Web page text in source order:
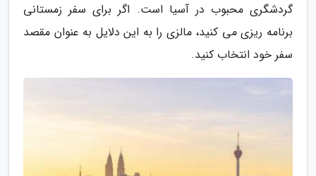
گردشگری محبوب در آسیا است. اگر برای سفر زمستانی
برنامه ریزی می کنید، مالزی را به این دلایل به عنوان مقصد
سفر خود انتخاب کنید.